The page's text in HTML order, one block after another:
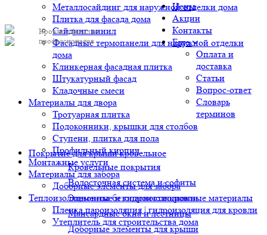
Металлосайдинг для наружной отделки дома
Плитка для фасада дома
Сайдинг винил
Фасадные термопанели для наружной отделки
дома
Клинкерная фасадная плитка
Штукатурный фасад
Кладочные смеси
Материалы для двора
Тротуарная плитка
Подоконники, крышки для столбов
Ступени, плитка для пола
Профильный кирпич
Монтажные услуги
Материалы для забора
Доборные элементы для забора
Теплоизоляционные и гидроизоляционные материалы
Пленка пароизоляция | гидроизоляция для кровли
Утеплитель для строительства дома
Кровля и фасад от
профессионалов
Цены
Акции
Контакты
Еще
Оплата и
доставка
Статьи
Вопрос-ответ
Словарь
терминов
Покрытие для крыши кровельное
Кровельные покрытия
Водосточная система и софиты
Элементы безопасности кровли
Мансардные окна и лестницы
Доборные элементы для крыши